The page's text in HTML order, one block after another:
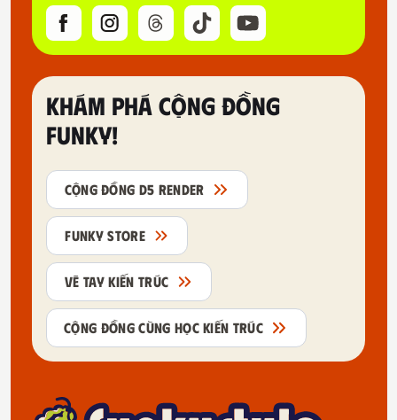
KHÁM PHÁ CỘNG ĐỒNG
FUNKY!
CỘNG ĐỒNG D5 RENDER
FUNKY STORE
VẼ TAY KIẾN TRÚC
CỘNG ĐỒNG CÙNG HỌC KIẾN TRÚC